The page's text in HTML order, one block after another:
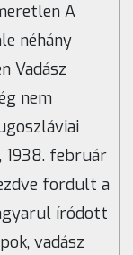
A
néhány
Vadász
nem
1938. február
fordult a
íródott
vadász